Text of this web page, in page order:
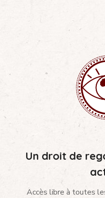
Un droit de
Accès libre à toutes